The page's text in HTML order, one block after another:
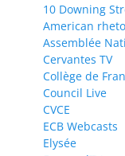
10 Downing
American
Assemblée
Cervantes TV
Collège de
Council Live
CVCE
ECB Webcasts
Elysée